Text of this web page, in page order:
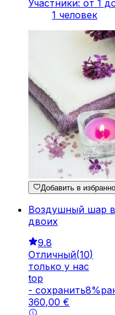
Участники: от 1
1 человек
Добавить в
Воздушный шар
двоих
9.8
Отличный(10)
только у нас
top
- cохранить8%
360,00 €